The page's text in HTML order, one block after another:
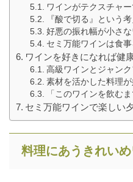
ワインがテクスチャ
『酸で切る』という
好悪の振れ幅が小さ
セミ万能ワインは食
ワインを好きになれば健
高級ワインとジャン
素材を活かした料理
「このワインを飲む
セミ万能ワインで楽しい
料理にあうきれい